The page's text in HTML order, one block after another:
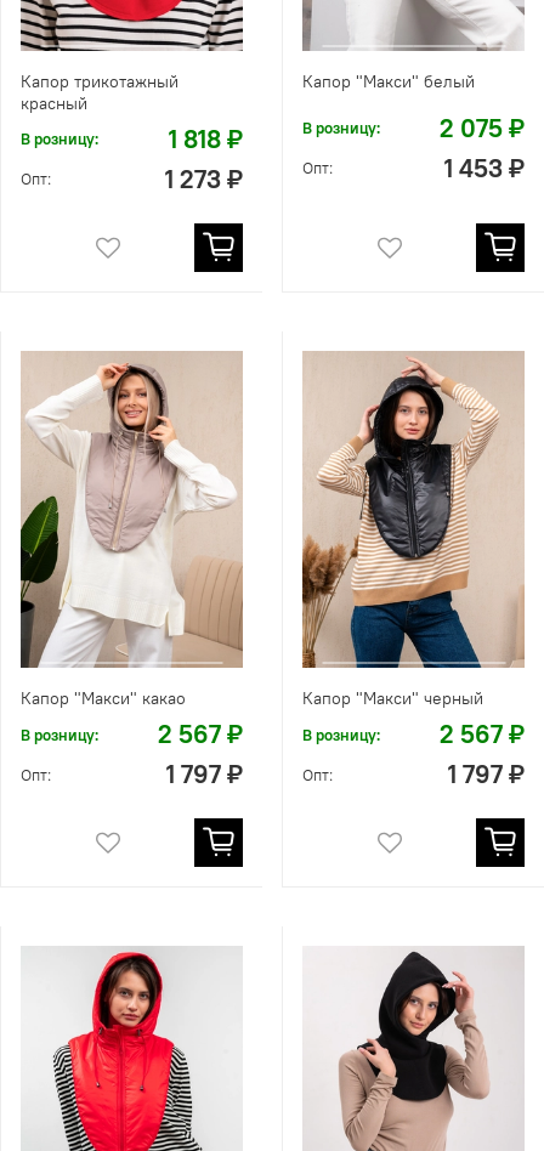
Капор трикотажный
красный
В розницу: 1 818 ₽
Опт: 1 273 ₽
Капор "Макси" белый
В розницу: 2 075 ₽
Опт: 1 453 ₽
Капор "Макси" какао
В розницу: 2 567 ₽
Опт: 1 797 ₽
Капор "Макси" черный
В розницу: 2 567 ₽
Опт: 1 797 ₽